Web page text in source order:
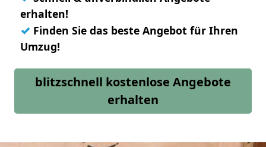
erhalten!
✓ Finden Sie das beste Angebot für Ihren
Umzug!
blitzschnell kostenlose Angebote
erhalten